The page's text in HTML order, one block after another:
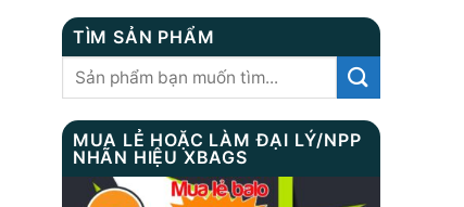
TÌM SẢN PHẨM
Tìm
MUA LẺ HOẶC LÀM ĐẠI LÝ/NPP
NHÃN HIỆU XBAGS